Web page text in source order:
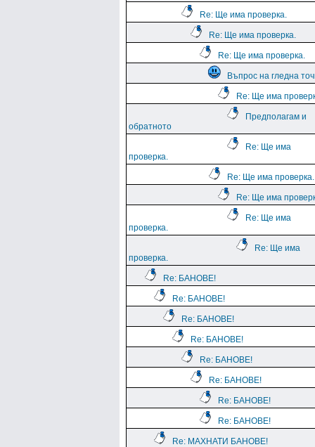
Re: Ще има проверка.
Re: Ще има проверка.
Re: Ще има проверка.
Въпрос на гледна
Re: Ще има
Предполагам и
обратното
Re: Ще има
проверка.
Re: Ще има проверка.
Re: Ще има
Re: Ще има
проверка.
Re: Ще има
проверка.
Re: БАНОВЕ!
Re: БАНОВЕ!
Re: БАНОВЕ!
Re: БАНОВЕ!
Re: БАНОВЕ!
Re: БАНОВЕ!
Re: БАНОВЕ!
Re: БАНОВЕ!
Re: МАХНАТИ БАНОВЕ!